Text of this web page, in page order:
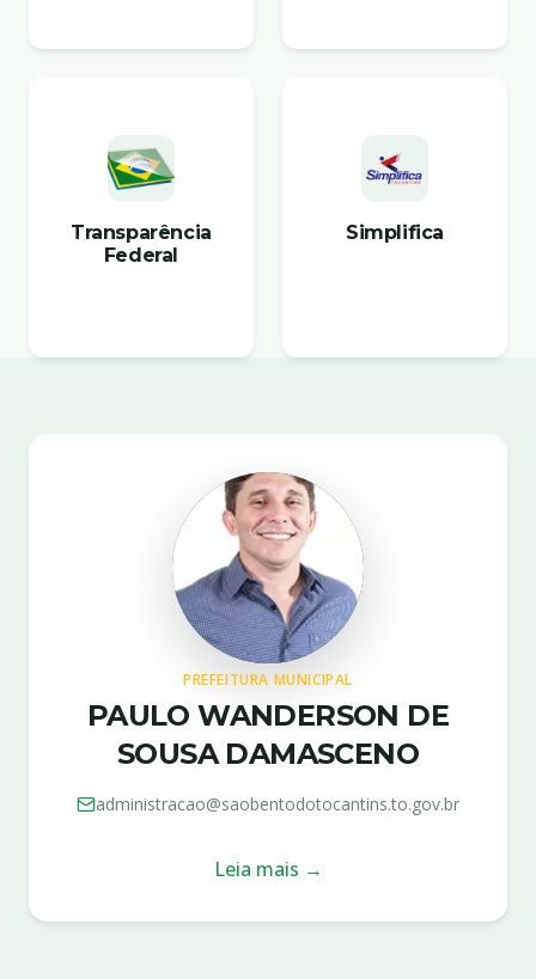
Transparência
Federal
Simplifica
PREFEITURA MUNICIPAL
PAULO WANDERSON DE
SOUSA DAMASCENO
administracao@saobentodotocantins.to.gov.br
Leia mais →